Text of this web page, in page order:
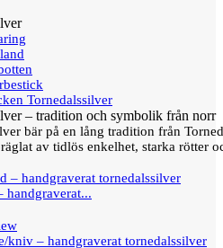
Tornedalssilver
– tradition och symbolik från norr
bär på en lång tradition från
av tidlös enkelhet, starka rötter
handgraverat...